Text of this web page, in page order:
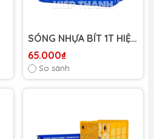
SÓNG NHỰA BÍT 1T HIỆP
THÀNH
65.000₫
So sánh